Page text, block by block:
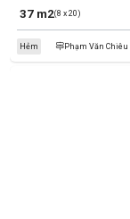
37 m2(8 x 20)
Hẻm Phạm Văn Chiêu